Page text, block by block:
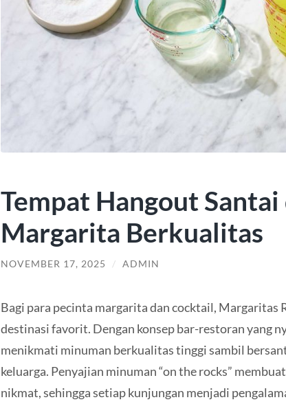
Tempat Hangout Santai
Margarita Berkualitas
NOVEMBER 17, 2025 / ADMIN
Bagi para pecinta margarita dan cocktail, Margaritas
destinasi favorit. Dengan konsep bar-restoran yang
menikmati minuman berkualitas tinggi sambil
keluarga. Penyajian minuman “on the rocks”
nikmat, sehingga setiap kunjungan menjadi